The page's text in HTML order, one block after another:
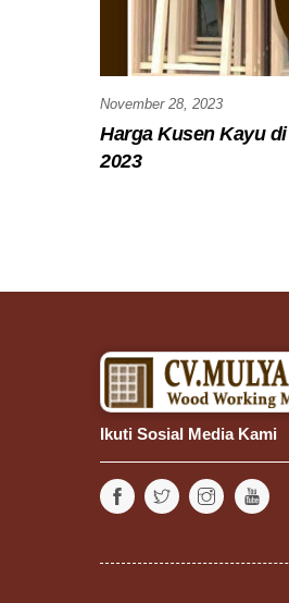
November 28, 2023
Harga Kusen Kayu
2023
Ikuti Sosial Media Kami